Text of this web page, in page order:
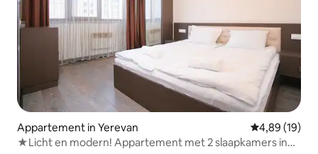
Appartement in Yerevan Gemiddelde
4,89 (19)
★Licht en modern! Appartement met 2 slaapkamers in